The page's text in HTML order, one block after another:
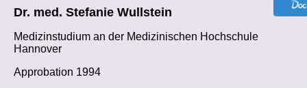
Dr. med. Stefanie Wullstein
Medizinstudium an der Medizinischen Hochschule
Hannover
Approbation 1994